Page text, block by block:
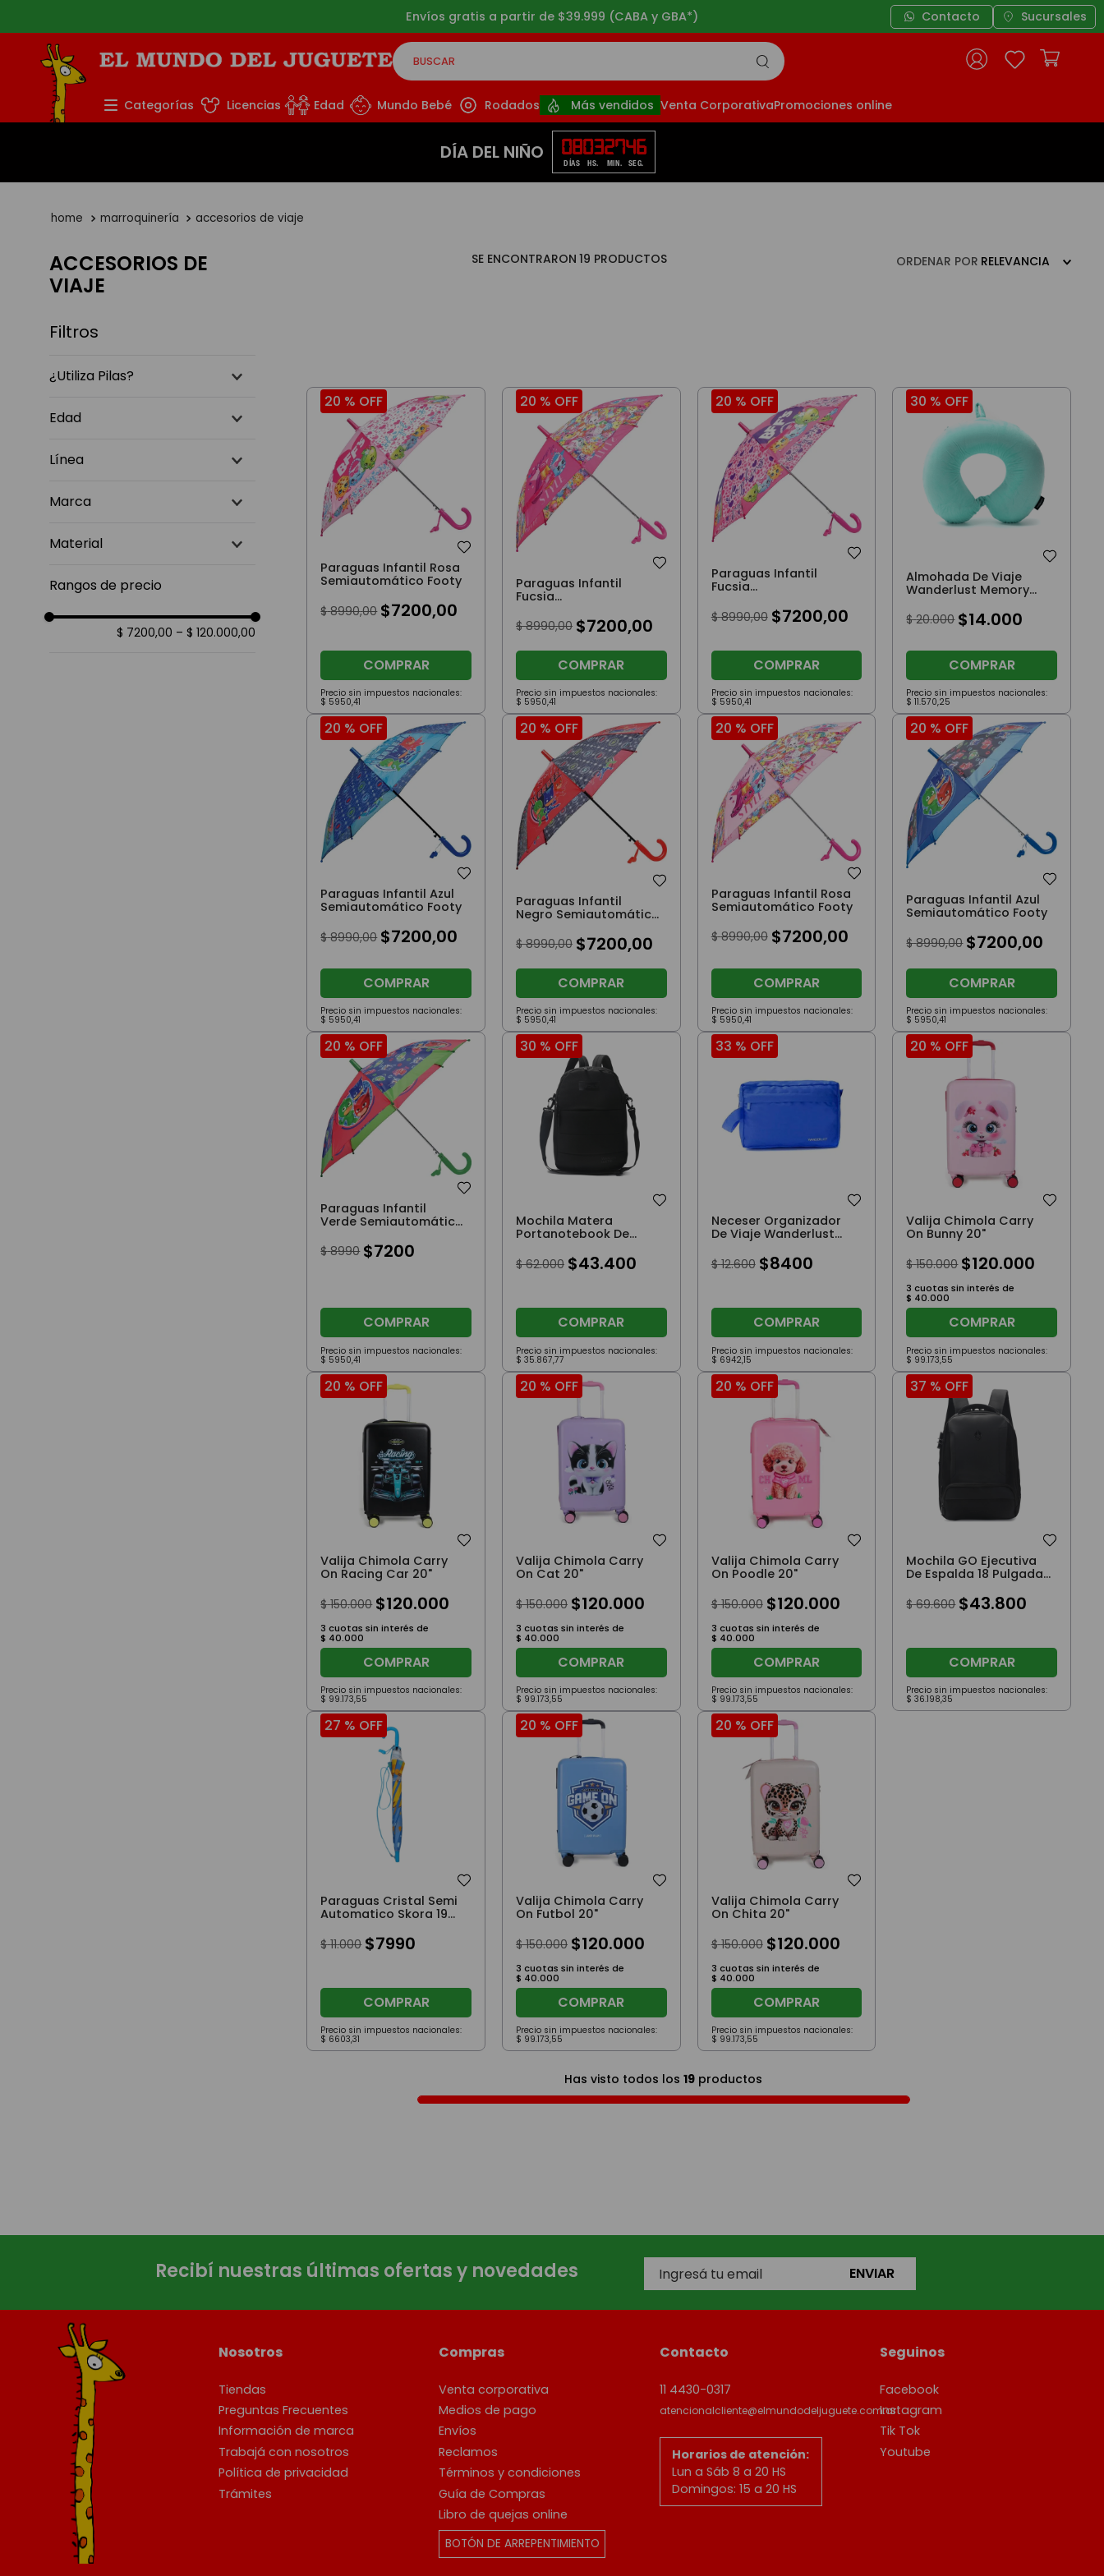
Envíos gratis a partir de $39.999 (CABA y GBA*) Contacto Sucursales
BUSCAR
Categorías Licencias Edad Mundo Bebé Rodados Más vendidos Venta CorporativaPromociones online
DÍA DEL NIÑO 08
DÍAS
03
HS.
27
MIN.
45
SEG.
marroquinería accesorios de viaje
ACCESORIOS DE
VIAJE
Filtros
¿Utiliza Pilas?
No.
Edad
6 a 9 años
Línea
Marca
Chimola
Material
Tela (12)
Rangos de precio
$ 7200,00 – $ 120.000,00
19 PRODUCTOS ORDENAR POR RELEVANCIA
20 % OFF
Paraguas Infantil Rosa
Semiautomático Footy
$ 8990,00 $7200,00
COMPRAR
Precio sin impuestos nacionales:
$ 5950,41
20 % OFF
Paraguas Infantil
Fucsia
$ 8990,00 $7200,00
COMPRAR
Precio sin impuestos nacionales:
$ 5950,41
20 % OFF
Paraguas Infantil
Fucsia
$ 8990,00 $7200,00
COMPRAR
Precio sin impuestos nacionales:
$ 5950,41
30 % OFF
Almohada De Viaje
Wanderlust Memory
$ 20.000 $14.000
COMPRAR
Precio sin impuestos nacionales:
$ 11.570,25
20 % OFF
Paraguas Infantil Azul
Semiautomático Footy
$ 8990,00 $7200,00
COMPRAR
Precio sin impuestos nacionales:
$ 5950,41
20 % OFF
Paraguas Infantil
Negro Semiautomático
Footy
$ 8990,00 $7200,00
COMPRAR
Precio sin impuestos nacionales:
$ 5950,41
20 % OFF
Paraguas Infantil Rosa
Semiautomático Footy
$ 8990,00 $7200,00
COMPRAR
Precio sin impuestos nacionales:
$ 5950,41
20 % OFF
Paraguas Infantil Azul
Semiautomático Footy
$ 8990,00 $7200,00
COMPRAR
Precio sin impuestos nacionales:
$ 5950,41
20 % OFF
Paraguas Infantil
Verde Semiautomático
$ 8990 $7200
COMPRAR
Precio sin impuestos nacionales:
$ 5950,41
30 % OFF
Mochila Matera
Portanotebook De
Negra
$ 62.000 $43.400
COMPRAR
Precio sin impuestos nacionales:
$ 35.867,77
33 % OFF
Neceser Organizador
De Viaje Wanderlust
$ 12.600 $8400
COMPRAR
Precio sin impuestos nacionales:
$ 6942,15
20 % OFF
Valija Chimola Carry
On Bunny 20"
$ 150.000 $120.000
3 cuotas sin interés de
$ 40.000
COMPRAR
Precio sin impuestos nacionales:
$ 99.173,55
20 % OFF
Valija Chimola Carry
On Racing Car 20"
$ 150.000 $120.000
3 cuotas sin interés de
$ 40.000
COMPRAR
Precio sin impuestos nacionales:
$ 99.173,55
20 % OFF
Valija Chimola Carry
On Cat 20"
$ 150.000 $120.000
3 cuotas sin interés de
$ 40.000
COMPRAR
Precio sin impuestos nacionales:
$ 99.173,55
20 % OFF
Valija Chimola Carry
On Poodle 20"
$ 150.000 $120.000
3 cuotas sin interés de
$ 40.000
COMPRAR
Precio sin impuestos nacionales:
$ 99.173,55
37 % OFF
Mochila GO Ejecutiva
De Espalda 18 Pulgadas
Cerradura y USB
$ 69.600 $43.800
COMPRAR
Precio sin impuestos nacionales:
$ 36.198,35
27 % OFF
Paraguas Cristal Semi
Automatico Skora 19
$ 11.000 $7990
COMPRAR
Precio sin impuestos nacionales:
$ 6603,31
20 % OFF
Valija Chimola Carry
On Futbol 20"
$ 150.000 $120.000
3 cuotas sin interés de
$ 40.000
COMPRAR
Precio sin impuestos nacionales:
$ 99.173,55
20 % OFF
Valija Chimola Carry
On Chita 20"
$ 150.000 $120.000
3 cuotas sin interés de
$ 40.000
COMPRAR
Precio sin impuestos nacionales:
$ 99.173,55
Has visto todos los19 productos
Recibí nuestras últimas ofertas y novedades ENVIAR
Nosotros
Tiendas
Preguntas Frecuentes
Información de marca
Trabajá con nosotros
Política de privacidad
Trámites
Compras
Venta corporativa
Medios de pago
Envíos
Reclamos
Términos y condiciones
Guía de Compras
Libro de quejas online
BOTÓN DE ARREPENTIMIENTO
Contacto
11 4430-0317
atencionalcliente@elmundodeljuguete.com.ar
Horarios de atención:
Lun a Sáb 8 a 20 HS
Domingos: 15 a 20 HS
Seguinos
Facebook
Instagram
Tik Tok
Youtube
TÉRMINOS MÁS BUSCADOS
1.
rompecabezas
3.
peluche
monopatin